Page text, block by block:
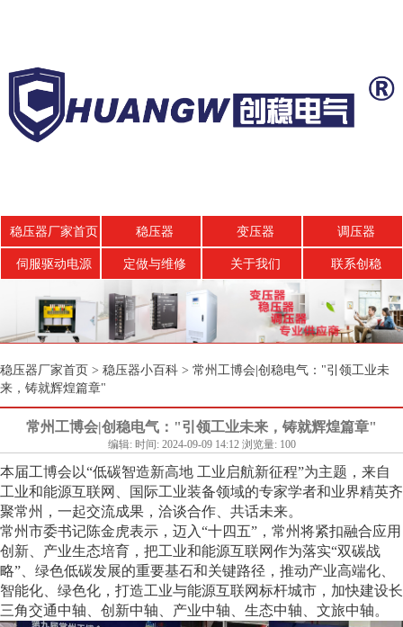
稳压器厂家首页 稳压器 变压器 调压器
伺服驱动电源 定做与维修 关于我们 联系创稳
稳压器厂家首页 > 稳压器小百科 > 常州工博会|创稳电气："引领工业未
来，铸就辉煌篇章"‌
常州工博会|创稳电气："引领工业未来，铸就辉煌篇章"‌
编辑: 时间: 2024-09-09 14:12 浏览量: 100
本届工博会以“低碳智造新高地 工业启航新征程”为主题，来自
工业和能源互联网、国际工业装备领域的专家学者和业界精英齐
聚常州，一起交流成果，洽谈合作、共话未来。
常州市委书记陈金虎表示，迈入“十四五”，常州将紧扣融合应用
创新、产业生态培育，把工业和能源互联网作为落实“双碳战
略”、绿色低碳发展的重要基石和关键路径，推动产业高端化、
智能化、绿色化，打造工业与能源互联网标杆城市，加快建设长
三角交通中轴、创新中轴、产业中轴、生态中轴、文旅中轴。